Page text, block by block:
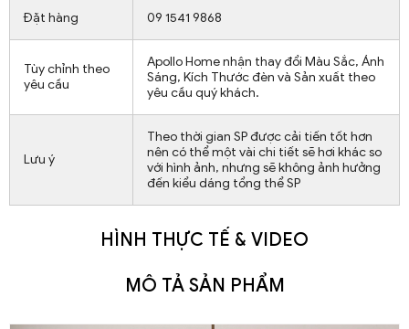
Đặt hàng 09 1541 9868
Tùy chỉnh theo
yêu cầu
Apollo Home nhận thay đổi Màu Sắc, Ánh
Sáng, Kích Thước đèn và Sản xuất theo
yêu cầu quý khách.
Lưu ý
Theo thời gian SP được cải tiến tốt hơn
nên có thể một vài chi tiết sẽ hơi khác so
với hình ảnh, nhưng sẽ không ảnh hưởng
đến kiểu dáng tổng thể SP
HÌNH THỰC TẾ & VIDEO
MÔ TẢ SẢN PHẨM